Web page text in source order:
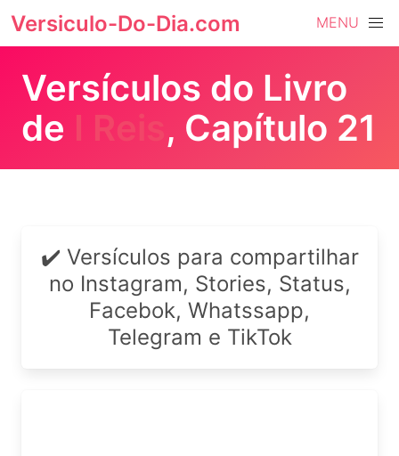
Versiculo-Do-Dia.com MENU
Versículos do Livro
de I Reis , Capítulo 21
✔️ Versículos para compartilhar
no Instagram, Stories, Status,
Facebok, Whatssapp,
Telegram e TikTok